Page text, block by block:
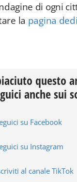
di ogni
la pagina
questo
anche sui
su Facebook
su Instagram
al canale TikTok